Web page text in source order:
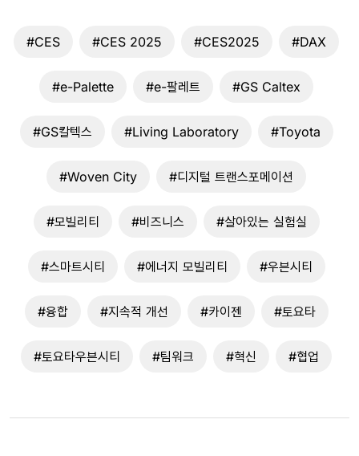
#CES #CES 2025 #CES2025 #DAX
#e-Palette #e-팔레트 #GS Caltex
#GS칼텍스 #Living Laboratory #Toyota
#Woven City #디지털 트랜스포메이션
#모빌리티 #비즈니스 #살아있는 실험실
#스마트시티 #에너지 모빌리티 #우븐시티
#융합 #지속적 개선 #카이젠 #토요타
#토요타우븐시티 #팀워크 #혁신 #협업